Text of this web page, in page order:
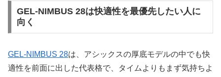
GEL-NIMBUS 28は快適性を最優先したい人に
向く
GEL-NIMBUS 28は、アシックスの厚底モデルの中でも快
適性を前面に出した代表格で、タイムよりもまず気持ちよ